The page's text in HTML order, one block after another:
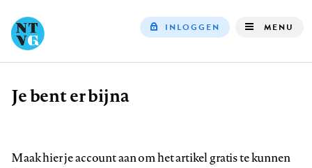
INLOGGEN MENU
Kruimelpad
Je bent er bijna
Maak hier je account aan om het artikel gratis te kunnen